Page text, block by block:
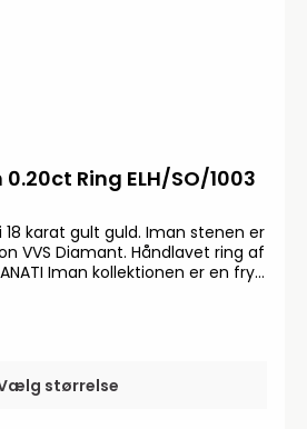
0.20ct Ring ELH/SO/1003
i 18 karat gult guld. Iman stenen er
VVS Diamant. Håndlavet ring af
Iman kollektionen er en fryd
er unikke og håndlavet.
størrelse